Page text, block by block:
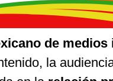
de medios
la